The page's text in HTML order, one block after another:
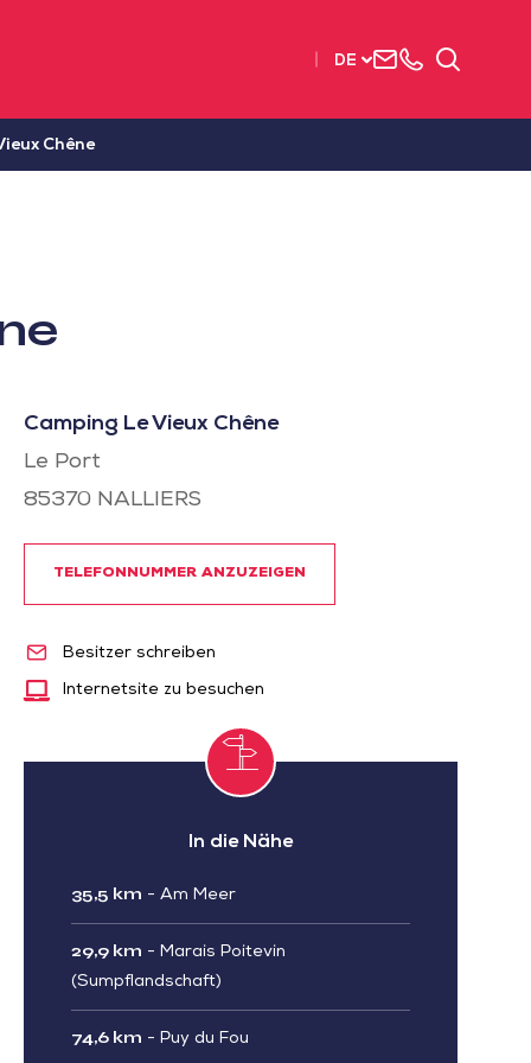
DE
Uns+33Suchen
Chêne
Camping Le Vieux Chêne
Le Port
85370 NALLIERS
TELEFONNUMMER ANZUZEIGEN
Besitzer schreiben
Internetsite zu besuchen
In die Nähe
35,5 km - Am Meer
29,9 km - Marais Poitevin
(Sumpflandschaft)
74,6 km - Puy du Fou